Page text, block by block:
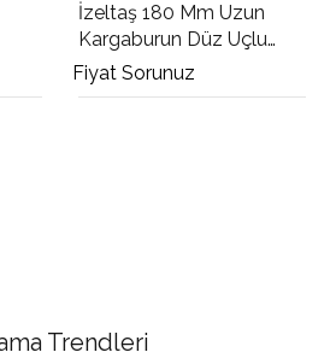
İzeltaş 180 Mm Uzun
Kargaburun Düz Uçlu
Opak
Fiyat Sorunuz
Trendleri